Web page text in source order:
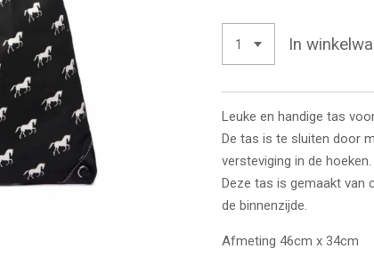
In
Leuke en handige tas
De tas is te sluiten door
versteviging in de hoeken.
Deze tas is gemaakt van
de binnenzijde.
Afmeting 46cm x 34cm